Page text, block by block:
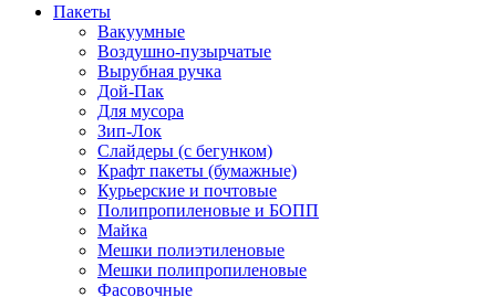
Пакеты
Вакуумные
Воздушно-пузырчатые
Вырубная ручка
Дой-Пак
Для мусора
Зип-Лок
Слайдеры (с бегунком)
Крафт пакеты (бумажные)
Курьерские и почтовые
Полипропиленовые и БОПП
Майка
Мешки полиэтиленовые
Мешки полипропиленовые
Фасовочные